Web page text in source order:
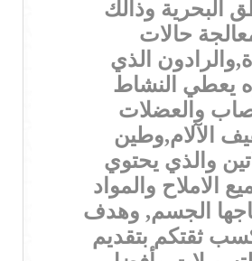
البحرية وذالك
حالات
الذي
يعطي النشاط
والعضلات
الآلام,وطين
والذي يحتوي
الاملاح والمواد
الجسم, وهدف
كسب ثقتكم بتقديم